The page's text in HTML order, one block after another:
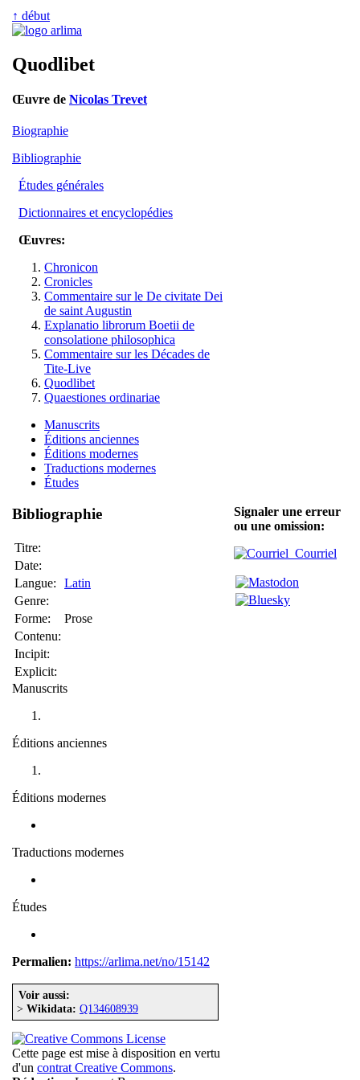
↑ début
Quodlibet
Œuvre de Nicolas Trevet
Biographie
Bibliographie
Études générales
Dictionnaires et encyclopédies
Œuvres:
Chronicon
Cronicles
Commentaire sur le De civitate Dei
de saint Augustin
Explanatio librorum Boetii de
consolatione philosophica
Commentaire sur les Décades de
Tite-Live
Quodlibet
Quaestiones ordinariae
Manuscrits
Éditions anciennes
Éditions modernes
Traductions modernes
Études
Bibliographie
Titre:
Date:
Langue:
Latin
Genre:
Forme:
Prose
Contenu:
Incipit:
Explicit:
Manuscrits
Éditions anciennes
Éditions modernes
Traductions modernes
Études
Permalien: https://arlima.net/no/15142
Voir aussi:
> Wikidata: Q134608939
Cette page est mise à disposition en vertu
d'un contrat Creative Commons.
Signaler une erreur
ou une omission:
Courriel